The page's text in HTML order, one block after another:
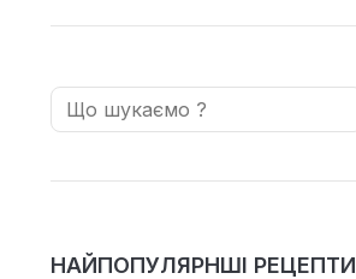
Search
НАЙПОПУЛЯРНШІ РЕЦЕПТИ